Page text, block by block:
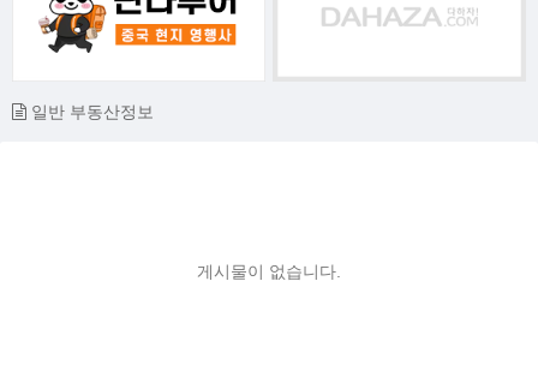
일반 부동산정보
게시물이 없습니다.